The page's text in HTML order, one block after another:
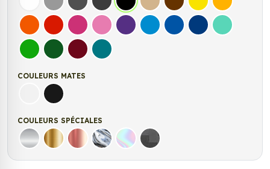
Blanc Gris Gris FoncéGris Anthracite
Noir Beige Marron Jaune ClairJaune
OrangeRouge FuschiaRose Violet Bleu clairBleu MoyenBleu FoncéBleu Vert
Vert clairVert FoncéBordeauxTurquoise
COULEURS MATES
Blanc matNoir Mat
COULEURS SPÉCIALES
Argent Or Rose Gold
ChromeHolographique
Carbone Noir